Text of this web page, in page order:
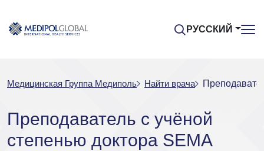
РУССКИЙ
Медицинская Группа Медиполь Найти врача
Преподаватель с учёной
степенью доктора SEMA